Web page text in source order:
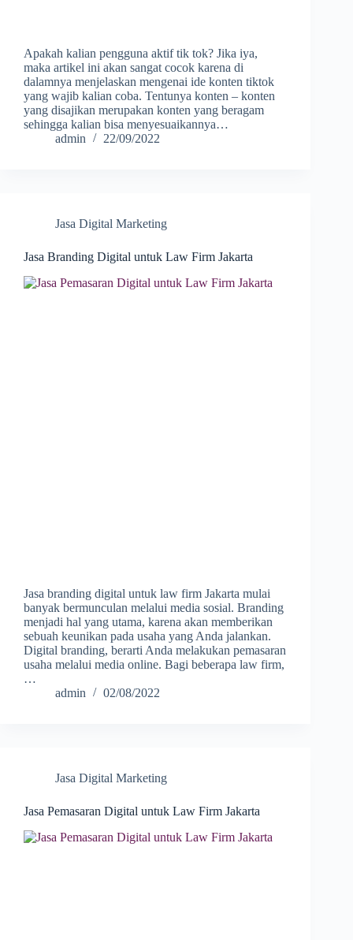
Apakah kalian pengguna aktif tik tok? Jika iya,
maka artikel ini akan sangat cocok karena di
dalamnya menjelaskan mengenai ide konten tiktok
yang wajib kalian coba. Tentunya konten – konten
yang disajikan merupakan konten yang beragam
sehingga kalian bisa menyesuaikannya…
admin
22/09/2022
Jasa Digital Marketing
Jasa Branding Digital untuk Law Firm Jakarta
Jasa branding digital untuk law firm Jakarta mulai
banyak bermunculan melalui media sosial. Branding
menjadi hal yang utama, karena akan memberikan
sebuah keunikan pada usaha yang Anda jalankan.
Digital branding, berarti Anda melakukan pemasaran
usaha melalui media online. Bagi beberapa law firm,
…
admin
02/08/2022
Jasa Digital Marketing
Jasa Pemasaran Digital untuk Law Firm Jakarta